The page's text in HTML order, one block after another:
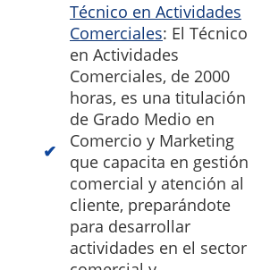
Técnico en Actividades
Comerciales: El Técnico
en Actividades
Comerciales, de 2000
horas, es una titulación
de Grado Medio en
Comercio y Marketing
que capacita en gestión
comercial y atención al
cliente, preparándote
para desarrollar
actividades en el sector